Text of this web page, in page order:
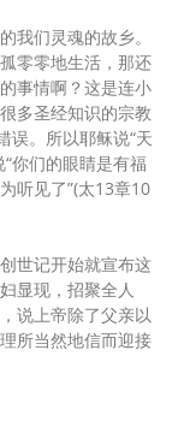
我们灵魂的故乡。
零零地生活，那还
事情啊？这是连小
多圣经知识的宗教
误。所以耶稣说“天
你们的眼睛是有福
听见了”(太13章10
世记开始就宣布这
显现，招聚全人
说上帝除了父亲以
所当然地信而迎接